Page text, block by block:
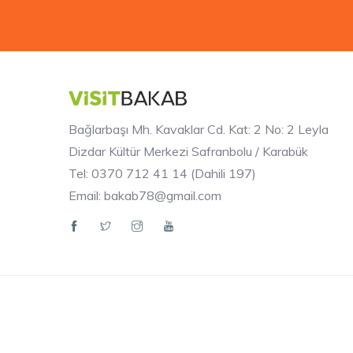
Bağlarbaşı Mh. Kavaklar Cd. Kat: 2 No: 2 Leyla
Dizdar Kültür Merkezi Safranbolu / Karabük
Tel: 0370 712 41 14 (Dahili 197)
Email: bakab78@gmail.com